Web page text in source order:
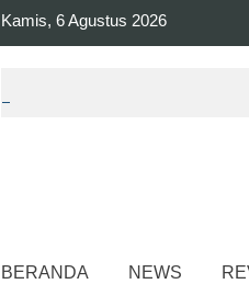
Kamis, 6 Agustus 2026
BERANDA NEWS